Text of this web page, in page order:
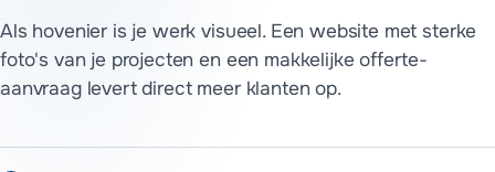
Als hovenier is je werk visueel. Een website met sterke
foto's van je projecten en een makkelijke offerte-
aanvraag levert direct meer klanten op.